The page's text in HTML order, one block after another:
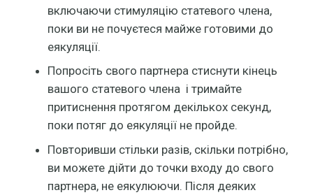
включаючи стимуляцію статевого члена,
поки ви не почуєтеся майже готовими до
еякуляції.
Попросіть свого партнера стиснути кінець
вашого статевого члена і тримайте
притиснення протягом декількох секунд,
поки потяг до еякуляції не пройде.
Повторивши стільки разів, скільки потрібно,
ви можете дійти до точки входу до свого
партнера, не еякулюючи. Після деяких